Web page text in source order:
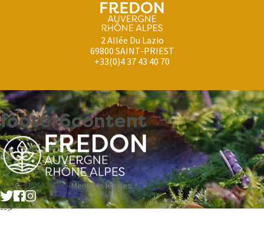
2 Allée Du Lazio
69800 SAINT-PRIEST
+33(0)4 37 43 40 70
footer6content
© FREDON 2019 -Mentions légales
-->